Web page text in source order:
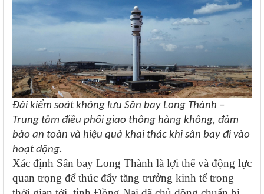
Đài kiểm soát không lưu Sân bay Long Thành –
Trung tâm điều phối giao thông hàng không, đảm
bảo an toàn và hiệu quả khai thác khi sân bay đi vào
hoạt động.
Xác định Sân bay Long Thành là lợi thế và động lực
quan trọng để thúc đẩy tăng trưởng kinh tế trong